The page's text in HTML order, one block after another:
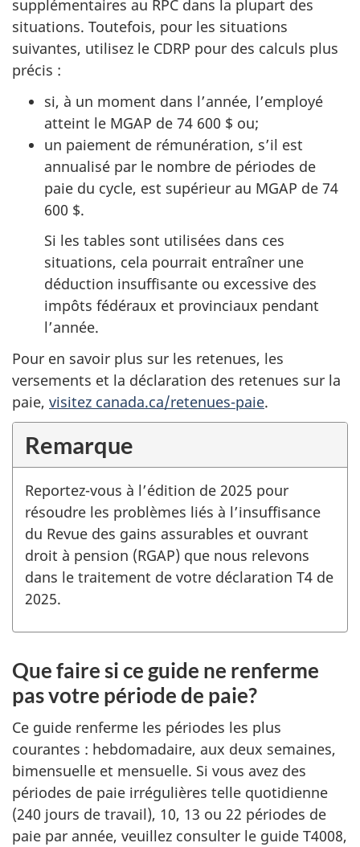
supplémentaires au RPC dans la plupart des
situations. Toutefois, pour les situations
suivantes, utilisez le CDRP pour des calculs plus
précis :
si, à un moment dans l’année, l’employé
atteint le MGAP de 74 600 $ ou;
un paiement de rémunération, s’il est
annualisé par le nombre de périodes de
paie du cycle, est supérieur au MGAP de 74
600 $.
Si les tables sont utilisées dans ces
situations, cela pourrait entraîner une
déduction insuffisante ou excessive des
impôts fédéraux et provinciaux pendant
l’année.
Pour en savoir plus sur les retenues, les
versements et la déclaration des retenues sur la
paie, visitez canada.ca/retenues-paie.
Remarque
Reportez-vous à l’édition de 2025 pour
résoudre les problèmes liés à l’insuffisance
du Revue des gains assurables et ouvrant
droit à pension (RGAP) que nous relevons
dans le traitement de votre déclaration T4 de
2025.
Que faire si ce guide ne renferme
pas votre période de paie?
Ce guide renferme les périodes les plus
courantes : hebdomadaire, aux deux semaines,
bimensuelle et mensuelle. Si vous avez des
périodes de paie irrégulières telle quotidienne
(240 jours de travail), 10, 13 ou 22 périodes de
paie par année, veuillez consulter le guide T4008,